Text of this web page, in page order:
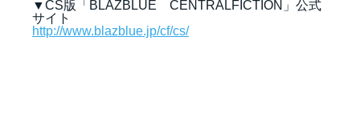
▼CS版「BLAZBLUE CENTRALFICTION」公式
サイト
http://www.blazblue.jp/cf/cs/